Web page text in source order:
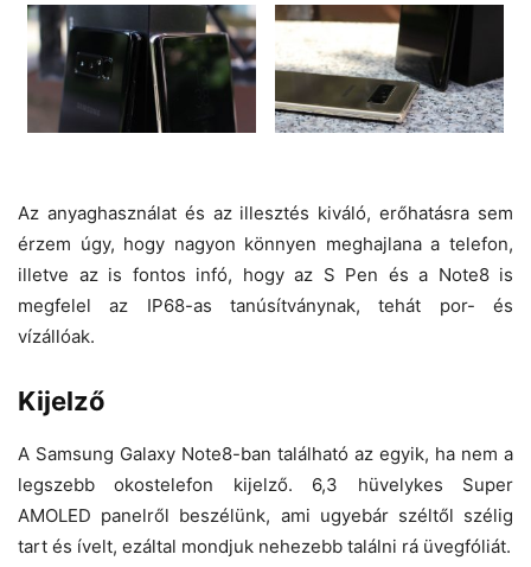
Az anyaghasználat és az illesztés kiváló, erőhatásra sem
érzem úgy, hogy nagyon könnyen meghajlana a telefon,
illetve az is fontos infó, hogy az S Pen és a Note8 is
megfelel az IP68-as tanúsítványnak, tehát por- és
vízállóak.
Kijelző
A Samsung Galaxy Note8-ban található az egyik, ha nem a
legszebb okostelefon kijelző. 6,3 hüvelykes Super
AMOLED panelről beszélünk, ami ugyebár széltől szélig
tart és ívelt, ezáltal mondjuk nehezebb találni rá üvegfóliát.